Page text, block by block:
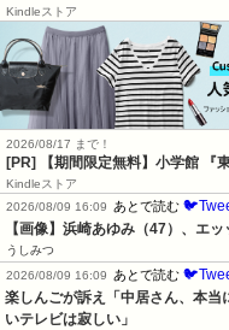
Kindleストア
2026/08/17 まで！
[PR] 【期間限定無料】小学館 『
Kindleストア
2026/08/09 16:09
あとで読む
【画像】浜崎あゆみ（47）、エ
うしみつ
2026/08/09 16:09
あとで読む
楽しんごが訴え「中居さん、本
いテレビは寂しい」